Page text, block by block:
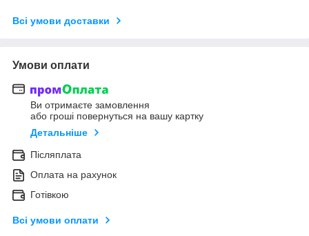
Всі умови доставки
Умови оплати
Ви отримаєте замовлення
або гроші повернуться на вашу картку
Детальніше
Післяплата
Оплата на рахунок
Готівкою
Всі умови оплати